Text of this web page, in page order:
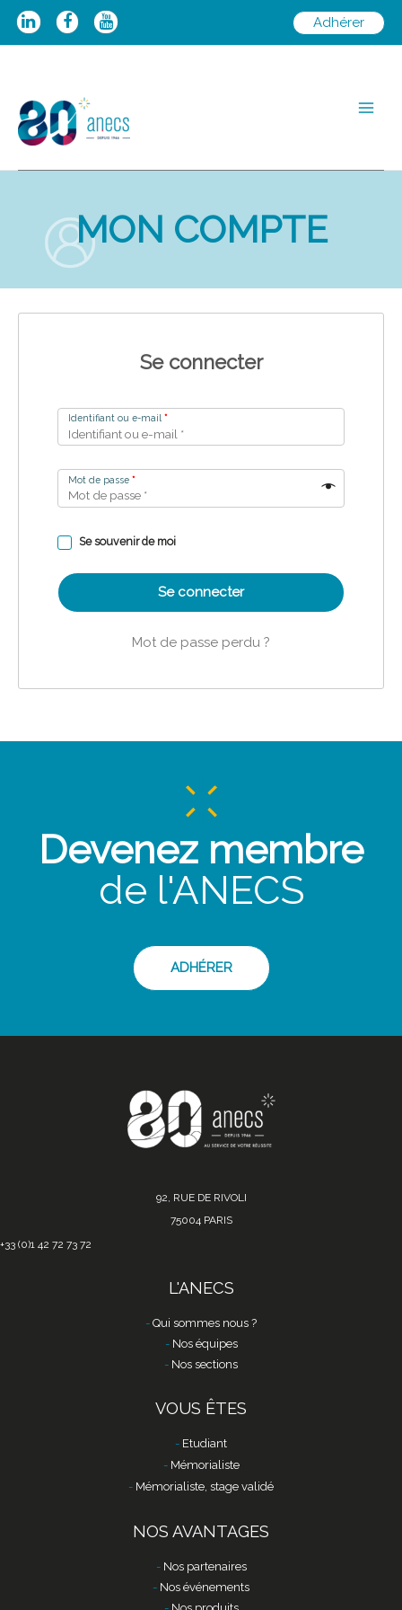
Aller
Adhérer
MON COMPTE
Se connecter
Identifiant ou e-mail *
Mot de passe *
Se souvenir de moi
Se connecter
Mot de passe perdu ?
Devenez membre
de l'ANECS
ADHÉRER
92, RUE DE RIVOLI
75004 PARIS
+33 (0)1 42 72 73 72
L'ANECS
Qui sommes nous ?
Nos équipes
Nos sections
VOUS ÊTES
Etudiant
Mémorialiste
Mémorialiste, stage validé
NOS AVANTAGES
Nos partenaires
Nos événements